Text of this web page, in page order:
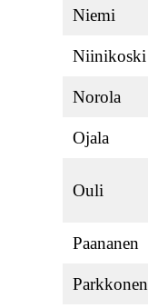
Niemi
Niinikoski
Norola
Ojala
Ouli
Paananen
Parkkonen